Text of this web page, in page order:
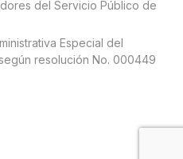
del Servicio Público de
Especial del
resolución No. 000449